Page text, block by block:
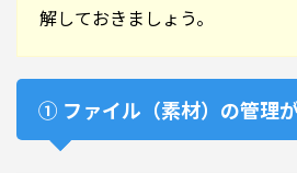
解しておきましょう。
① ファイル（素材）の管理